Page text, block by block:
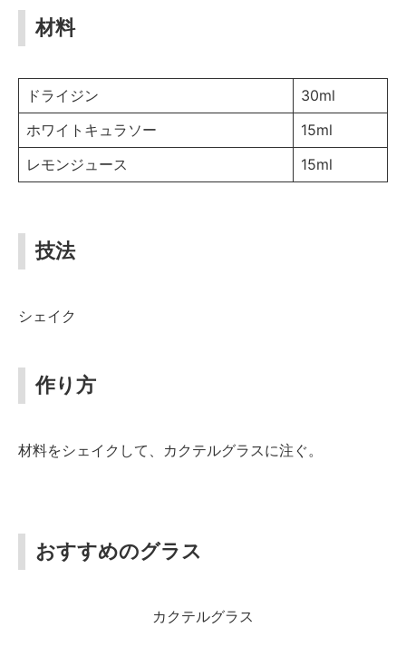
材料
ドライジン
30ml
ホワイトキュラソー
15ml
レモンジュース
15ml
技法
シェイク
作り方
材料をシェイクして、カクテルグラスに注ぐ。
おすすめのグラス
カクテルグラス